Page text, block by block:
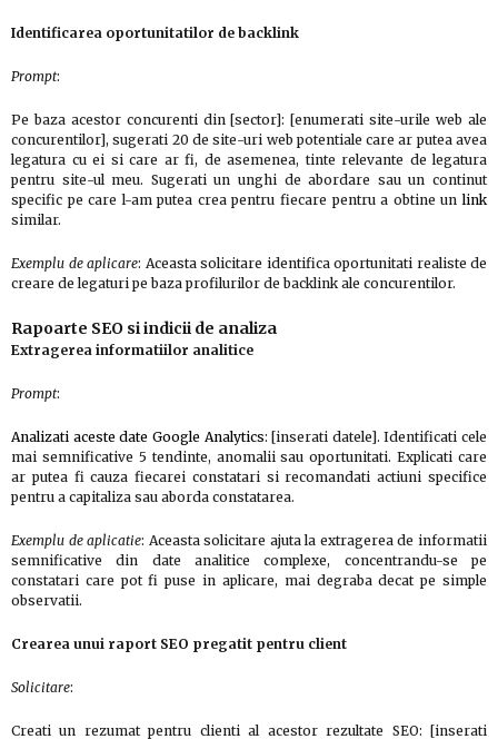
Identificarea oportunitatilor de backlink
Prompt:
Pe baza acestor concurenti din [sector]: [enumerati site-urile web ale
concurentilor], sugerati 20 de site-uri web potentiale care ar putea avea
legatura cu ei si care ar fi, de asemenea, tinte relevante de legatura
pentru site-ul meu. Sugerati un unghi de abordare sau un continut
specific pe care l-am putea crea pentru fiecare pentru a obtine unlink
similar.
Exemplu de aplicare: Aceasta solicitare identifica oportunitati realiste de
creare de legaturi pe baza profilurilor de backlink ale concurentilor.
Rapoarte SEO si indicii de analiza
Extragerea informatiilor analitice
Prompt:
Analizati aceste date Google Analytics: [inserati datele]. Identificati cele
mai semnificative 5 tendinte, anomalii sau oportunitati. Explicati care
ar putea fi cauza fiecarei constatari si recomandati actiuni specifice
pentru a capitaliza sau aborda constatarea.
Exemplu de aplicatie: Aceasta solicitare ajuta la extragerea de informatii
semnificative din date analitice complexe, concentrandu-se pe
constatari care pot fi puse in aplicare, mai degraba decat pe simple
observatii.
Crearea unui raport SEO pregatit pentru client
Solicitare:
Creati un rezumat pentru clienti al acestor rezultate SEO: [inserati